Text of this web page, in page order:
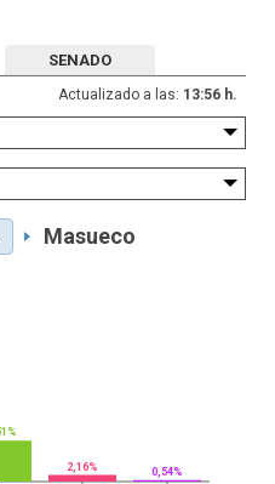
SENADO
Actualizado a las: 13:56 h.
Masueco
2,16% 0,54%